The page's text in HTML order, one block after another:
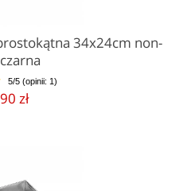
34x24cm non-
5/5 (opinii: 1)
zł